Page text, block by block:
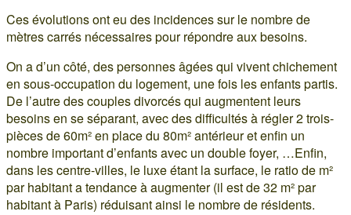
Ces évolutions ont eu des incidences sur le nombre de
mètres carrés nécessaires pour répondre aux besoins.
On a d’un côté, des personnes âgées qui vivent chichement
en sous-occupation du logement, une fois les enfants partis.
De l’autre des couples divorcés qui augmentent leurs
besoins en se séparant, avec des difficultés à régler 2 trois-
pièces de 60m² en place du 80m² antérieur et enfin un
nombre important d’enfants avec un double foyer, …Enfin,
dans les centre-villes, le luxe étant la surface, le ratio de m²
par habitant a tendance à augmenter (il est de 32 m² par
habitant à Paris) réduisant ainsi le nombre de résidents.